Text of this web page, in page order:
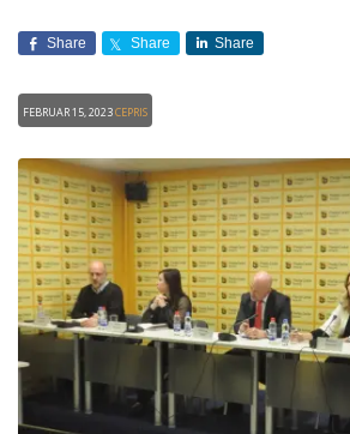
Share Share Share
Februar 15, 2023CEPRIS